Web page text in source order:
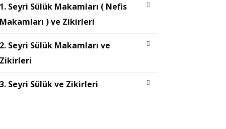
1. Seyri Sülük Makamları ( Nefis
Makamları ) ve Zikirleri
2. Seyri Sülük Makamları ve
Zikirleri
3. Seyri Sülük ve Zikirleri